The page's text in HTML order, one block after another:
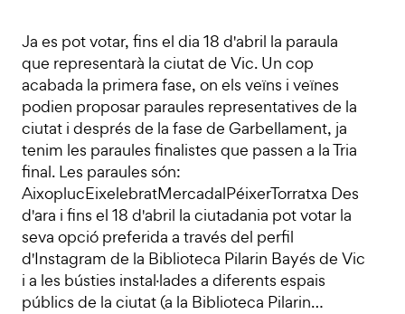
Ja es pot votar, fins el dia 18 d'abril la paraula
que representarà la ciutat de Vic. Un cop
acabada la primera fase, on els veïns i veïnes
podien proposar paraules representatives de la
ciutat i després de la fase de Garbellament, ja
tenim les paraules finalistes que passen a la Tria
final. Les paraules són:
AixoplucEixelebratMercadalPéixerTorratxa Des
d'ara i fins el 18 d'abril la ciutadania pot votar la
seva opció preferida a través del perfil
d'Instagram de la Biblioteca Pilarin Bayés de Vic
i a les bústies instal·lades a diferents espais
públics de la ciutat (a la Biblioteca Pilarin…